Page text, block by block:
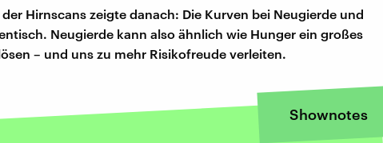
Hirnscans zeigte danach: Die Kurven bei Neugierde und
Neugierde kann also ähnlich wie Hunger ein großes
– und uns zu mehr Risikofreude verleiten.
Shownotes